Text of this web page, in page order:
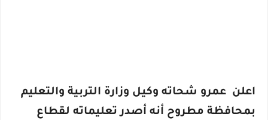
اعلن عمرو شحاته وكيل وزارة التربية والتعليم
بمحافظة مطروح أنه أصدر تعليماته لقطاع